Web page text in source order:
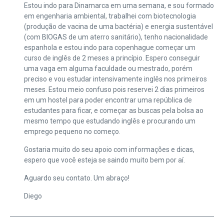
Estou indo para Dinamarca em uma semana, e sou formado
em engenharia ambiental, trabalhei com biotecnologia
(produção de vacina de uma bactéria) e energia sustentável
(com BIOGAS de um aterro sanitário), tenho nacionalidade
espanhola e estou indo para copenhague começar um
curso de inglês de 2 meses a princípio. Espero conseguir
uma vaga em alguma faculdade ou mestrado, porém
preciso e vou estudar intensivamente inglês nos primeiros
meses. Estou meio confuso pois reservei 2 dias primeiros
em um hostel para poder encontrar uma república de
estudantes para ficar, e começar as buscas pela bolsa ao
mesmo tempo que estudando inglês e procurando um
emprego pequeno no começo.
Gostaria muito do seu apoio com informações e dicas,
espero que você esteja se saindo muito bem por aí.
Aguardo seu contato. Um abraço!
Diego